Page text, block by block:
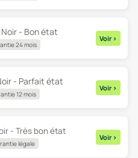
Noir - Bon état
24 mois
Voir >
- Parfait état
12 mois
Voir >
- Très bon état
légale
Voir >